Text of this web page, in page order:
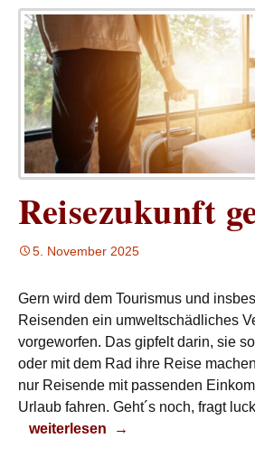
Reisezukunft
5. November 2025
Gern wird dem Tourismus und
Reisenden ein umweltschädliches
vorgeworfen. Das gipfelt darin, sie
oder mit dem Rad ihre Reise
nur Reisende mit passenden
Urlaub fahren. Geht´s noch, fragt
Reisezukunft gestalten
weiterlesen →